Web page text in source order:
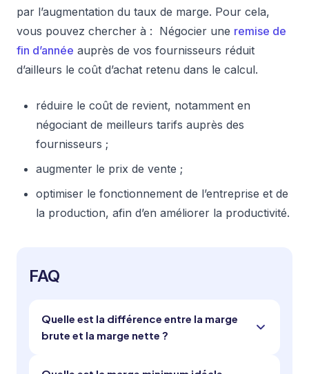
par l’augmentation du taux de marge. Pour cela,
vous pouvez chercher à : Négocier une remise de
fin d’année auprès de vos fournisseurs réduit
d’ailleurs le coût d’achat retenu dans le calcul.
réduire le coût de revient, notamment en
négociant de meilleurs tarifs auprès des
fournisseurs ;
augmenter le prix de vente ;
optimiser le fonctionnement de l’entreprise et de
la production, afin d’en améliorer la productivité.
FAQ
Quelle est la différence entre la marge
brute et la marge nette ?